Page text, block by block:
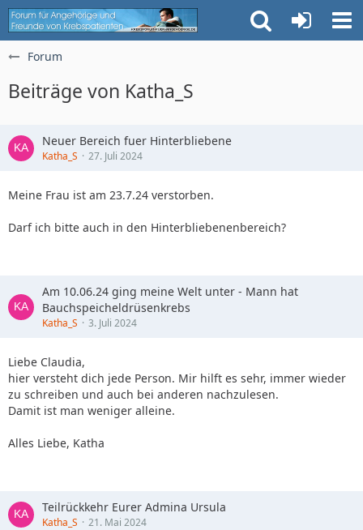
Forum
Beiträge von Katha_S
Neuer Bereich fuer Hinterbliebene
Katha_S 27. Juli 2024
Meine Frau ist am 23.7.24 verstorben.
Darf ich bitte auch in den Hinterbliebenenbereich?
Am 10.06.24 ging meine Welt unter - Mann hat
Bauchspeicheldrüsenkrebs
Katha_S 3. Juli 2024
Liebe Claudia,
hier versteht dich jede Person. Mir hilft es sehr, immer wieder
zu schreiben und auch bei anderen nachzulesen.
Damit ist man weniger alleine.
Alles Liebe, Katha
Teilrückkehr Eurer Admina Ursula
Katha_S 21. Mai 2024